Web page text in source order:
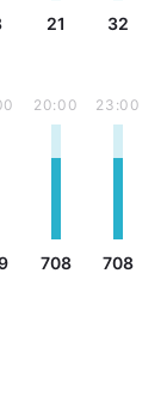
21 32
20:00
708
23:00
708